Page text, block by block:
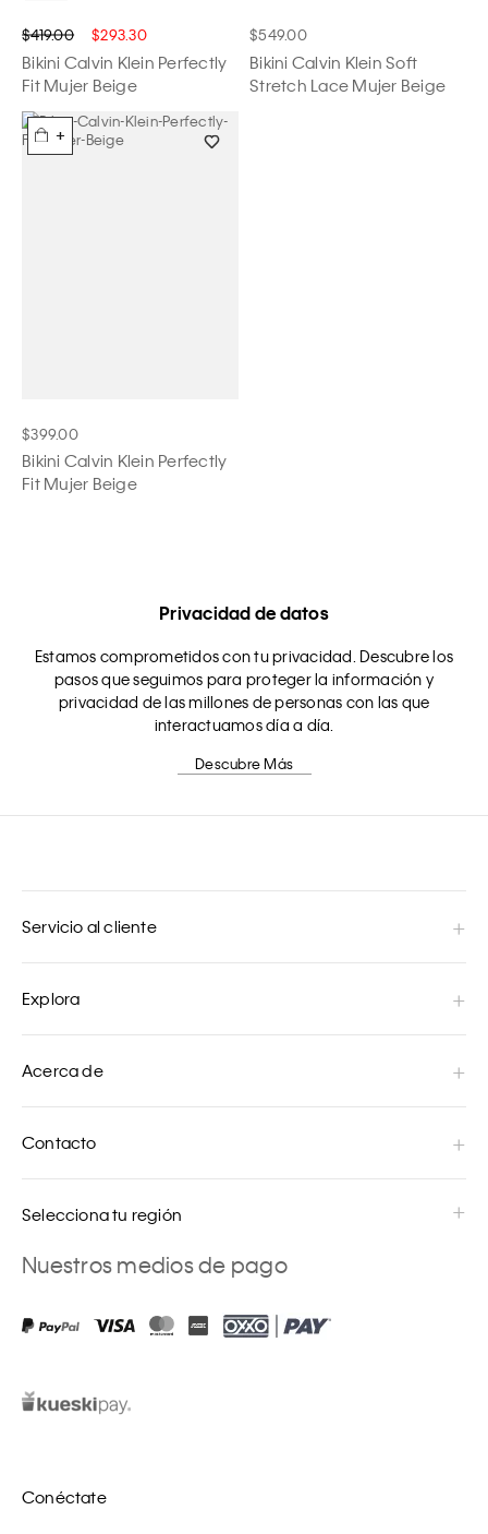
$419.00 $293.30
Bikini Calvin Klein Perfectly
Fit Mujer Beige
$549.00
Bikini Calvin Klein Soft
Stretch Lace Mujer Beige
+
$399.00
Bikini Calvin Klein Perfectly
Fit Mujer Beige
Privacidad de datos
Estamos comprometidos con tu privacidad. Descubre los
pasos que seguimos para proteger la información y
privacidad de las millones de personas con las que
interactuamos día a día.
Descubre Más
Servicio al cliente
Explora
Acerca de
Contacto
Selecciona tu región
Nuestros medios de pago
Conéctate